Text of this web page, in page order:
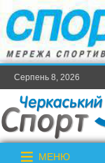
Серпень 8, 2026
МЕНЮ